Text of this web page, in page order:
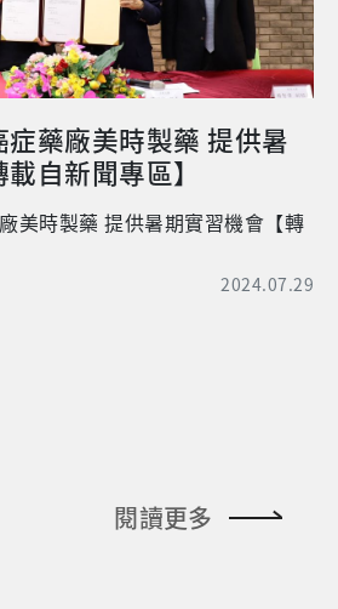
藥廠美時製藥 提供暑
自新聞專區】
美時製藥 提供暑期實習機會【轉
2024.07.29
閱讀更多